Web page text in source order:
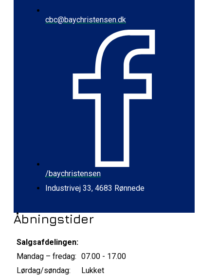
cbc@baychristensen.dk
/baychristensen
Industrivej 33, 4683 Rønnede
Åbningstider
Salgsafdelingen:
Mandag – fredag: 07.00 - 17.00
Lørdag/søndag:
Lukket